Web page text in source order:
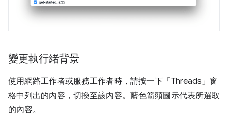
變更執行緒背景
使用網路工作者或服務工作者時，請按一下「Threads」 窗
格中列出的內容，切換至該內容。藍色箭頭圖示代表所選取
的內容。